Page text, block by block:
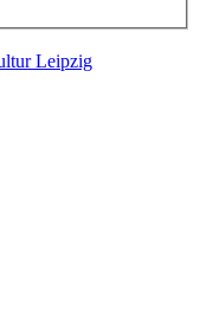
Leipzig